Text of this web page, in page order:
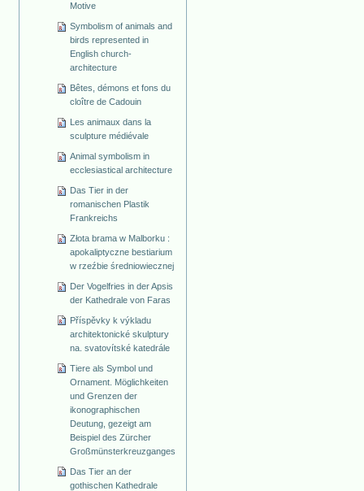
Motive
Symbolism of animals and
birds represented in
English church-
architecture
Bêtes, démons et fons du
cloître de Cadouin
Les animaux dans la
sculpture médiévale
Animal symbolism in
ecclesiastical architecture
Das Tier in der
romanischen Plastik
Frankreichs
Złota brama w Malborku :
apokaliptyczne bestiarium
w rzeźbie średniowiecznej
Der Vogelfries in der Apsis
der Kathedrale von Faras
Příspěvky k výkladu
architektonické skulptury
na. svatovítské katedrále
Tiere als Symbol und
Ornament. Möglichkeiten
und Grenzen der
ikonographischen
Deutung, gezeigt am
Beispiel des Zürcher
Großmünsterkreuzganges
Das Tier an der
gothischen Kathedrale